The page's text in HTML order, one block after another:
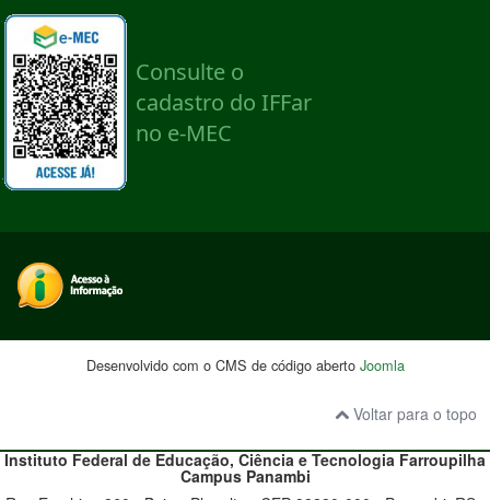
Desenvolvido com o CMS de código aberto Joomla
Voltar para o topo
Instituto Federal de Educação, Ciência e TecnologiaFarroupilha
Campus Panambi